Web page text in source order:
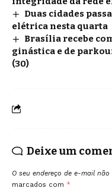
Duas cidades
elétrica nesta quarta
Brasília recebe
ginástica e de
(30)
Deixe um
O seu endereço de e-mail
marcados com *